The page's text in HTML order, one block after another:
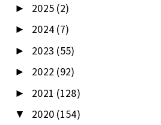
► 2025 (2)
► 2024 (7)
► 2023 (55)
► 2022 (92)
► 2021 (128)
▼ 2020 (154)